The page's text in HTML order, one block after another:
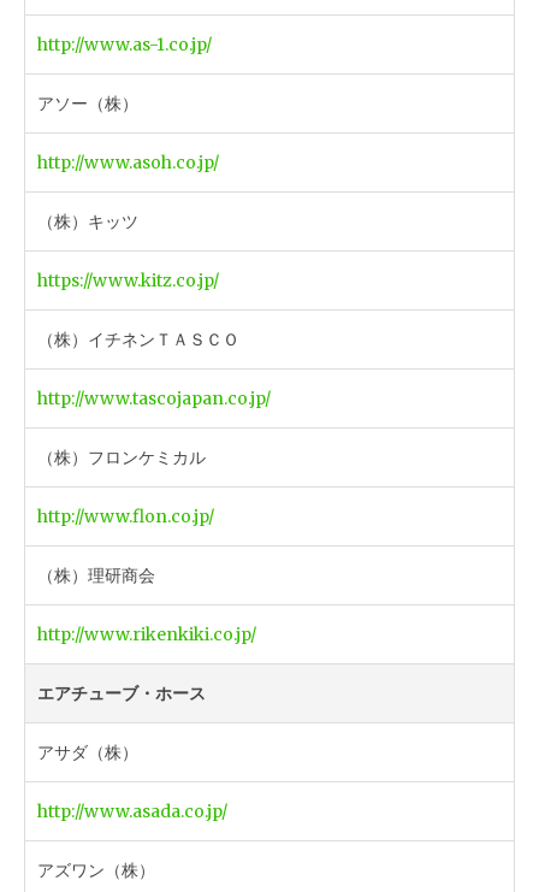
http://www.as-1.co.jp/
アソー（株）
http://www.asoh.co.jp/
（株）キッツ
https://www.kitz.co.jp/
（株）イチネンＴＡＳＣＯ
http://www.tascojapan.co.jp/
（株）フロンケミカル
http://www.flon.co.jp/
（株）理研商会
http://www.rikenkiki.co.jp/
エアチューブ・ホース
アサダ（株）
http://www.asada.co.jp/
アズワン（株）